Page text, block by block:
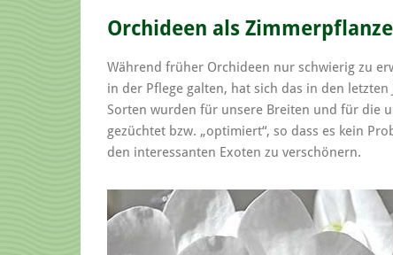
Orchideen als
Während früher Orchideen nur schwierig zu
in der Pflege galten, hat sich das in den
Sorten wurden für unsere Breiten und für die
gezüchtet bzw. „optimiert“, so dass es kein
den interessanten Exoten zu verschönern.